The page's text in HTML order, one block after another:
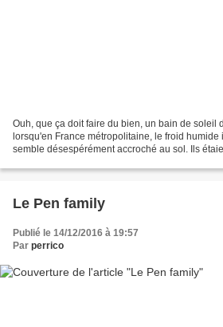
Ouh, que ça doit faire du bien, un bain de soleil
lorsqu'en France métropolitaine, le froid
semble désespérément accroché au sol. Ils
Le Pen family
Publié le 14/12/2016 à 19:57
Par perrico